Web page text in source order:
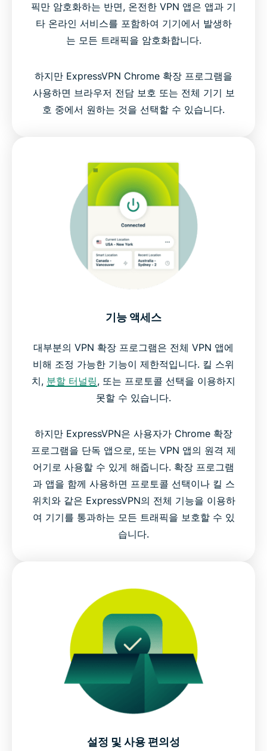
픽만 암호화하는 반면, 온전한 VPN 앱은 앱과 기
타 온라인 서비스를 포함하여 기기에서 발생하
는 모든 트래픽을 암호화합니다.
하지만 ExpressVPN Chrome 확장 프로그램을
사용하면 브라우저 전담 보호 또는 전체 기기 보
호 중에서 원하는 것을 선택할 수 있습니다.
기능 액세스
대부분의 VPN 확장 프로그램은 전체 VPN 앱에
비해 조정 가능한 기능이 제한적입니다. 킬 스위
치, 분할 터널링, 또는 프로토콜 선택을 이용하지
못할 수 있습니다.
하지만 ExpressVPN은 사용자가 Chrome 확장
프로그램을 단독 앱으로, 또는 VPN 앱의 원격 제
어기로 사용할 수 있게 해줍니다. 확장 프로그램
과 앱을 함께 사용하면 프로토콜 선택이나 킬 스
위치와 같은 ExpressVPN의 전체 기능을 이용하
여 기기를 통과하는 모든 트래픽을 보호할 수 있
습니다.
설정 및 사용 편의성